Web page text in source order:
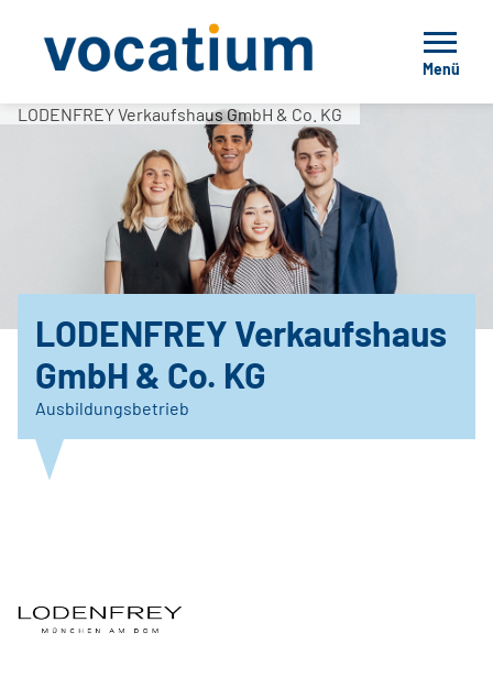
Menü
LODENFREY Verkaufshaus GmbH & Co. KG
LODENFREY Verkaufshaus
GmbH & Co. KG
Ausbildungsbetrieb